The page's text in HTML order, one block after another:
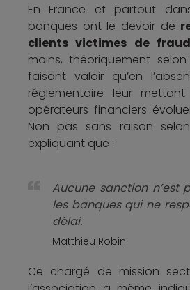
En France et partout
banques ont le devoir de
clients victimes de
moins, théoriquement selon
faisant valoir qu’en
réglementaire leur
opérateurs financiers
Non pas sans raison
expliquant que :
Aucune sanction n’est
les banques qui ne
délai.
Matthieu Robin
Ce chargé de mission